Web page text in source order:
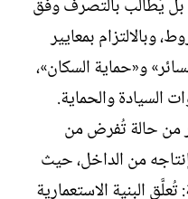
بل يُطالَب بالتصرف وفق
وبالالتزام بمعايير
و«حماية السكان»،
السيادة والحماية.
من حالة تُفرض من
من الداخل، حيث
البنية الاستعمارية